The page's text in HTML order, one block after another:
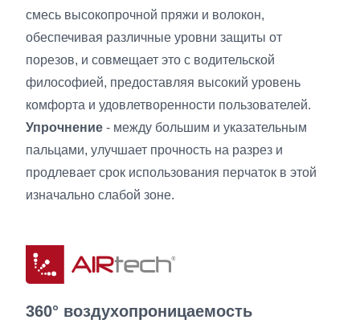
смесь высокопрочной пряжи и волокон,
обеспечивая различные уровни защиты от
порезов, и совмещает это с водительской
философией, предоставляя высокий уровень
комфорта и удовлетворенности пользователей.
Упрочнение - между большим и указательным
пальцами, улучшает прочность на разрез и
продлевает срок использования перчаток в этой
изначально слабой зоне.
360° воздухопроницаемость